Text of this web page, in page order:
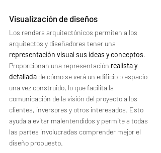
Visualización de diseños
Los renders arquitectónicos permiten a los
arquitectos y diseñadores tener una
representación visual sus ideas y conceptos.
Proporcionan una representación realista y
detallada de cómo se verá un edificio o espacio
una vez construido, lo que facilita la
comunicación de la visión del proyecto a los
clientes, inversores y otros interesados. Esto
ayuda a evitar malentendidos y permite a todas
las partes involucradas comprender mejor el
diseño propuesto.